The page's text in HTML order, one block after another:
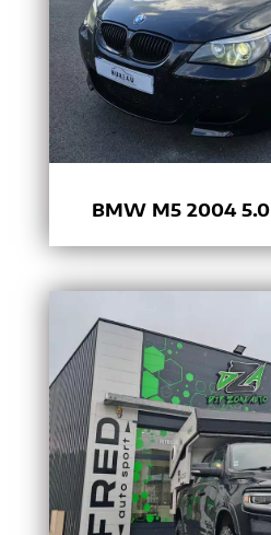
BMW M5 2004 5.0